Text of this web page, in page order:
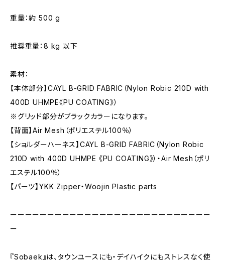
重量：約 500 g
推奨重量：8 kg 以下
素材：
【本体部分】CAYL B-GRID FABRIC（Nylon Robic 210D with
400D UHMPE《PU COATING》）
※グリッド部分がブラックカラーになります。
【背面】Air Mesh（ポリエステル100％）
【ショルダーハーネス】CAYL B-GRID FABRIC（Nylon Robic
210D with 400D UHMPE 《PU COATING》）・Air Mesh（ポリ
エステル100％）
【パーツ】YKK Zipper・Woojin Plastic parts
ーーーーーーーーーーーーーーーーーーーーーーーーーーー
ー
『Sobaek』は、タウンユースにも・デイハイクにもストレスなく使